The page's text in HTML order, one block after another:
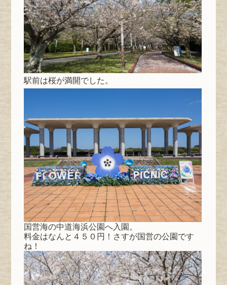
駅前は桜が満開でした。
国営海の中道海浜公園へ入園。
料金はなんと４５０円！さすが国営の公園です
ね！